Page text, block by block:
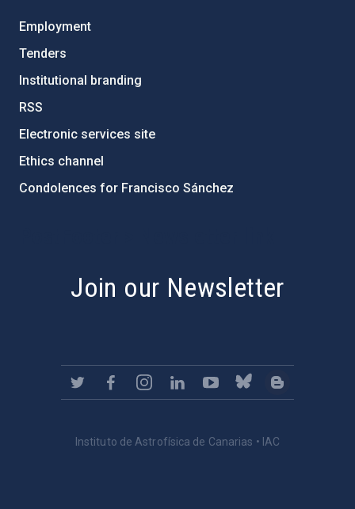
Employment
Tenders
Institutional branding
RSS
Electronic services site
Ethics channel
Condolences for Francisco Sánchez
Join our Newsletter
Instituto de Astrofísica de Canarias • IAC